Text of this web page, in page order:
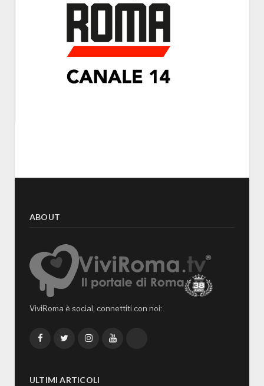
ABOUT
ViviRoma è social, connettiti con noi:
FacebookTwitterInstagramYouTube
ULTIMI ARTICOLI